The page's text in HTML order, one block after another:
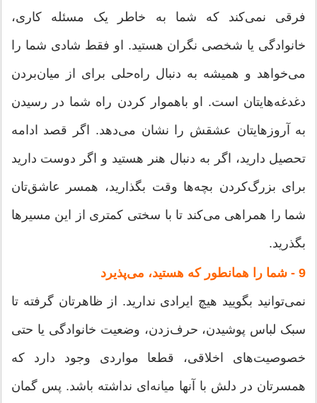
فرقی نمی‌کند که شما به خاطر یک مسئله کاری،
خانوادگی یا شخصی نگران هستید. او فقط شادی شما را
می‌خواهد و همیشه به دنبال راه‌حلی برای از میان‌بردن
دغدغه‌هایتان است. او باهموار کردن راه شما در رسیدن
به آروزهایتان عشقش را نشان می‌دهد. اگر قصد ادامه
تحصیل دارید، اگر به دنبال هنر هستید و اگر دوست دارید
برای بزرگ‌کردن بچه‌ها وقت بگذارید، همسر عاشق‌تان
شما را همراهی می‌کند تا با سختی کمتری از این مسیرها
بگذرید.
9 - شما را همانطور که هستید، می‌پذیرد
نمی‌توانید بگویید هیچ ایرادی ندارید. از ظاهر‌تان گرفته تا
سبک لباس پوشیدن، حرف‌زدن، وضعیت خانوادگی یا حتی
خصوصیت‌های اخلاقی، قطعا مواردی وجود دارد که
همسرتان در دلش با آنها میانه‌ای نداشته باشد. پس گمان